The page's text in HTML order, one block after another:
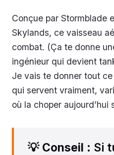
Conçue par Stormblade
Skylands, ce vaisseau
combat. (Ça te donne
ingénieur qui devient
Je vais te donner tout
qui servent vraiment,
où la choper aujourd’hui
💡 Conseil : Si